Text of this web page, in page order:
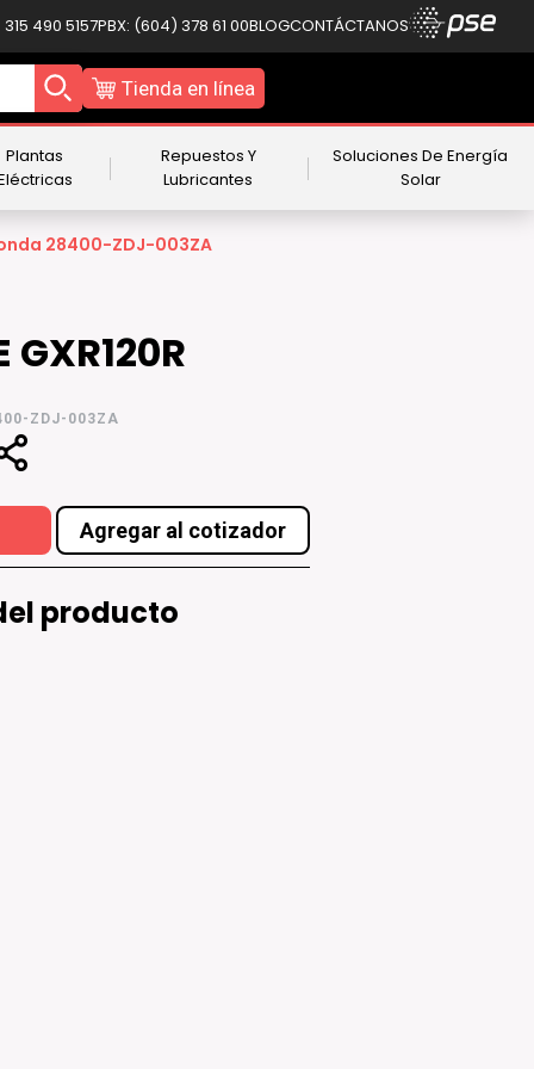
490 5157PBX: (604) 378 61 00BLOGCONTÁCTANOS
Tienda en línea
Plantas
Repuestos Y
Lubricantes
Soluciones De Energía
Solar
28400-ZDJ-003ZA
GXR120R
ZDJ-003ZA
Agregar al cotizador
producto